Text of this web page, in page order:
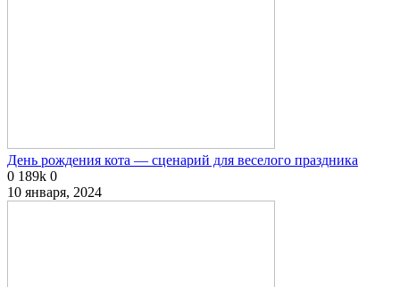
День рождения кота — сценарий для веселого праздника
0 189k 0
10 января, 2024